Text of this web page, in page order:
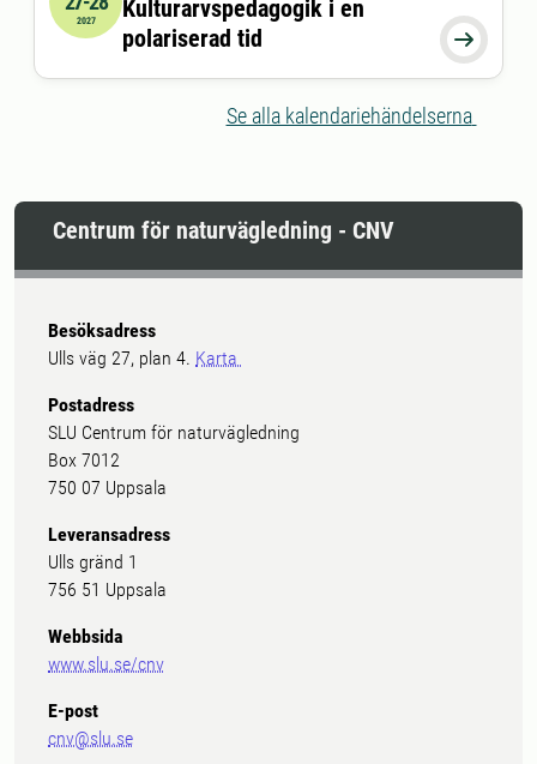
2027-01-27 00:00:00till2027-01-28 00:00:00
2027

Kulturarvspedagogik i en
polariserad tid
Se alla kalendariehändelserna
Centrum för naturvägledning - CNV
Besöksadress
Ulls väg 27, plan 4. Karta
Postadress
SLU Centrum för naturvägledning
Box 7012
750 07 Uppsala
Leveransadress
Ulls gränd 1
756 51 Uppsala
Webbsida
www.slu.se/cnv
E-post
cnv@slu.se